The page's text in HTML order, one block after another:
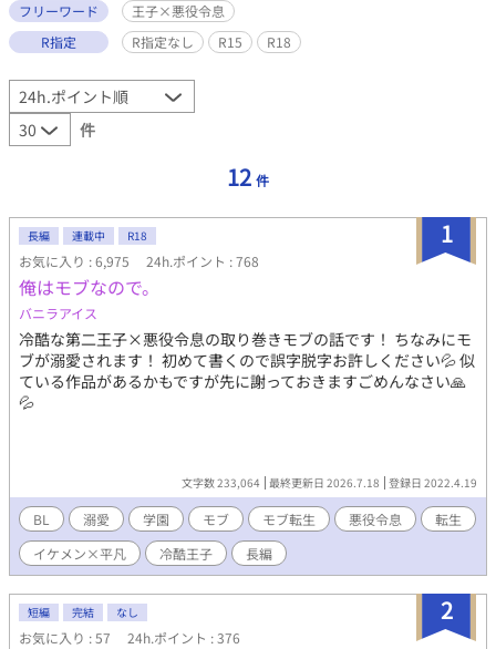
フリーワード
王子×悪役令息
R指定
R指定なし R15 R18
件
12 件
1
長編 連載中 R18
お気に入り : 6,975 24h.ポイント : 768
俺はモブなので。
バニラアイス
冷酷な第二王子×悪役令息の取り巻きモブの話です！ ちなみにモ
ブが溺愛されます！ 初めて書くので誤字脱字お許しください💦 似
ている作品があるかもですが先に謝っておきますごめんなさい🙏
💦
文字数 233,064 最終更新日 2026.7.18 登録日 2022.4.19
BL 溺愛 学園 モブ モブ転生 悪役令息
転生
イケメン×平凡
冷酷王子 長編
2
短編 完結 なし
お気に入り : 57 24h.ポイント : 376